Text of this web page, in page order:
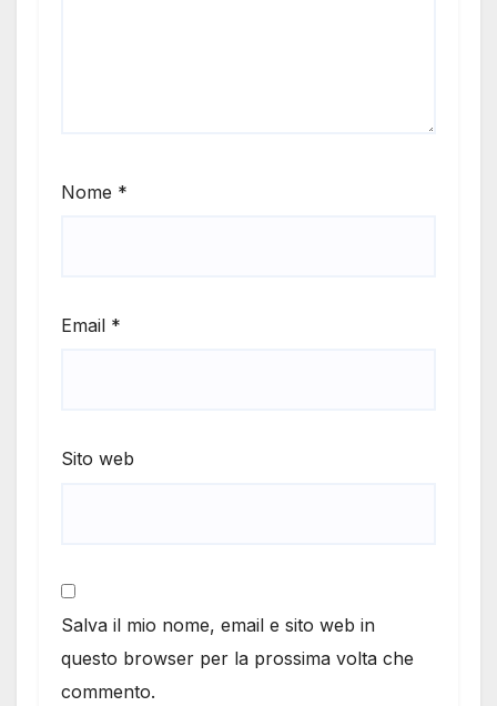
Nome *
Email *
Sito web
Salva il mio nome, email e sito web in
questo browser per la prossima volta che
commento.